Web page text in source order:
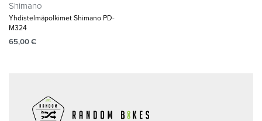
Shimano
Yhdistelmäpolkimet Shimano PD-
M324
65,00€